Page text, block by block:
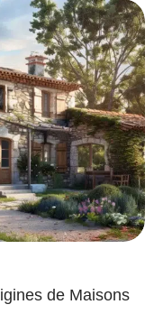
de Maisons